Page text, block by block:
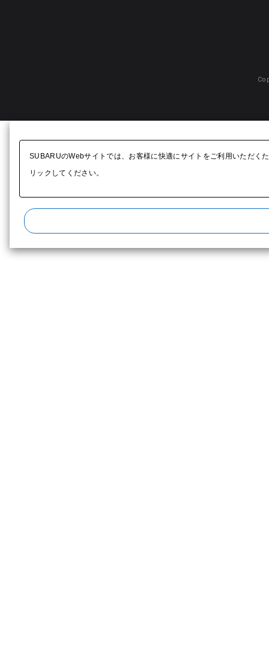
SUBARUのWebサイトでは、お客様に快適にサイトをご利用いただく
リックしてください。​